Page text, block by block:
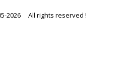
2026 All rights reserved !